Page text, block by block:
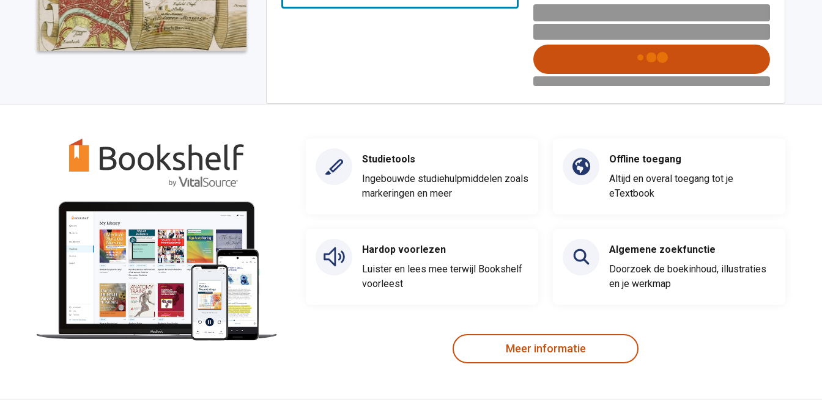
Studietools
Ingebouwde studiehulpmiddelen zoals
markeringen en meer
Hardop voorlezen
Luister en lees mee terwijl Bookshelf
voorleest
Offline toegang
Altijd en overal toegang tot je
eTextbook
Algemene zoekfunctie
Doorzoek de boekinhoud, illustraties
en je werkmap
Meer informatie